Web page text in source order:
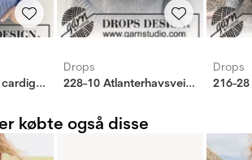
202-10 Valencia cardigan
Drops
228-10 Atlanterhavsveien
Drops
216-
købte også disse